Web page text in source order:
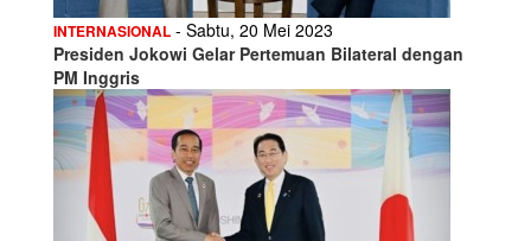
INTERNASIONAL - Sabtu, 20 Mei 2023
Presiden Jokowi Gelar Pertemuan Bilateral dengan
PM Inggris